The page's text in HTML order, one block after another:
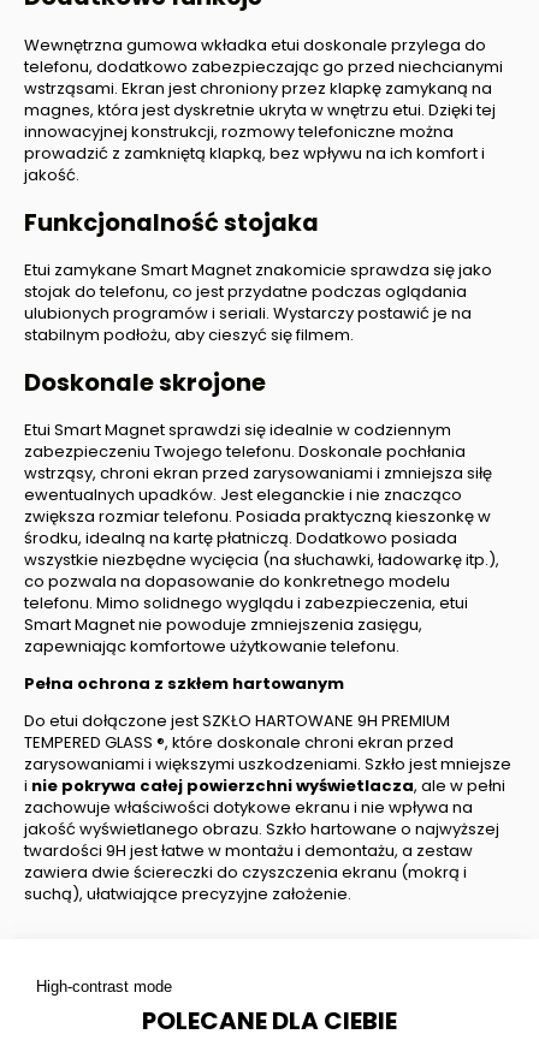
Wewnętrzna gumowa wkładka etui doskonale przylega do
telefonu, dodatkowo zabezpieczając go przed niechcianymi
wstrząsami. Ekran jest chroniony przez klapkę zamykaną na
magnes, która jest dyskretnie ukryta w wnętrzu etui. Dzięki tej
innowacyjnej konstrukcji, rozmowy telefoniczne można
prowadzić z zamkniętą klapką, bez wpływu na ich komfort i
jakość.
Funkcjonalność stojaka
Etui zamykane Smart Magnet znakomicie sprawdza się jako
stojak do telefonu, co jest przydatne podczas oglądania
ulubionych programów i seriali. Wystarczy postawić je na
stabilnym podłożu, aby cieszyć się filmem.
Doskonale skrojone
Etui Smart Magnet sprawdzi się idealnie w codziennym
zabezpieczeniu Twojego telefonu. Doskonale pochłania
wstrząsy, chroni ekran przed zarysowaniami i zmniejsza siłę
ewentualnych upadków. Jest eleganckie i nie znacząco
zwiększa rozmiar telefonu. Posiada praktyczną kieszonkę w
środku, idealną na kartę płatniczą. Dodatkowo posiada
wszystkie niezbędne wycięcia (na słuchawki, ładowarkę itp.),
co pozwala na dopasowanie do konkretnego modelu
telefonu. Mimo solidnego wyglądu i zabezpieczenia, etui
Smart Magnet nie powoduje zmniejszenia zasięgu,
zapewniając komfortowe użytkowanie telefonu.
Pełna ochrona z szkłem hartowanym
Do etui dołączone jest SZKŁO HARTOWANE 9H PREMIUM
TEMPERED GLASS ®, które doskonale chroni ekran przed
zarysowaniami i większymi uszkodzeniami. Szkło jest mniejsze
i nie pokrywa całej powierzchni wyświetlacza, ale w pełni
zachowuje właściwości dotykowe ekranu i nie wpływa na
jakość wyświetlanego obrazu. Szkło hartowane o najwyższej
twardości 9H jest łatwe w montażu i demontażu, a zestaw
zawiera dwie ściereczki do czyszczenia ekranu (mokrą i
suchą), ułatwiające precyzyjne założenie.
High-contrast mode
POLECANE DLA CIEBIE